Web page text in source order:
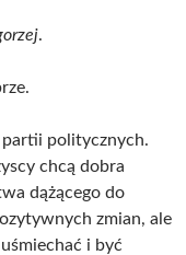
.
partii politycznych.
chcą dobra
dążącego do
zmian, ale
i być